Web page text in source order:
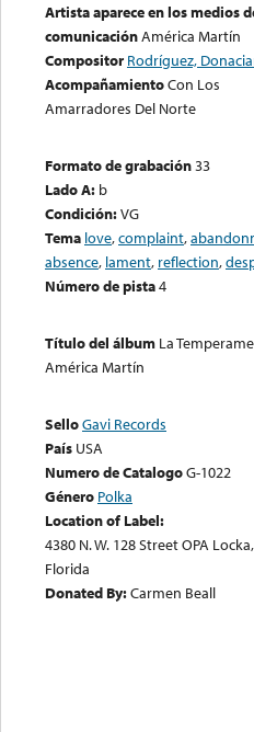
Artista aparece en los medios
comunicaciónAmérica Martín
Compositor Rodríguez,
AcompañamientoCon Los
Amarradores Del Norte
Formato de grabación33
Lado A: b
Condición:VG
Tema love,complaint,
absence, lament, reflection,
Número de pista4
Título del álbum La
América Martín
SelloGavi Records
País USA
Numero de CatalogoG-1022
Género Polka
Location of Label:
4380 N. W. 128 Street OPA Locka,
Florida
Donated By:Carmen Beall